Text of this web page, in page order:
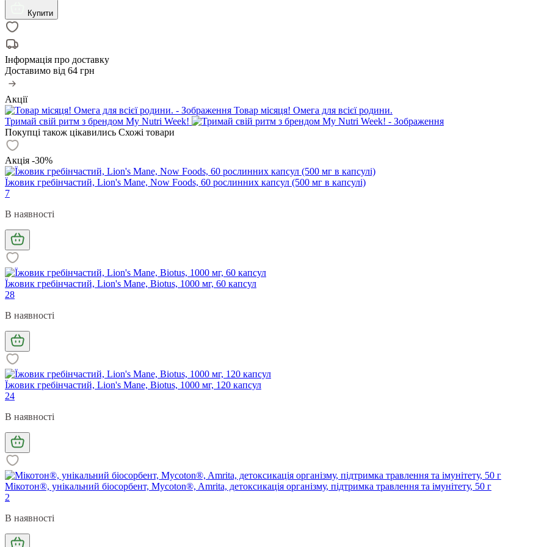
Купити
Інформація про доставку
Доставимо від 64 грн
Акції
Товар місяця! Омега для всієї родини.
Тримай свій ритм з брендом My Nutri Week!
Покупці також цікавились Схожі товари
Акція -30%
Їжовик гребінчастий, Lion's Mane, Now Foods, 60 рослинних капсул (500 мг в капсулі)
7
В наявності
Їжовик гребінчастий, Lion's Mane, Biotus, 1000 мг, 60 капсул
28
В наявності
Їжовик гребінчастий, Lion's Mane, Biotus, 1000 мг, 120 капсул
24
В наявності
Мікотон®, унікальний біосорбент, Mycoton®, Amrita, детоксикація організму, підтримка травлення та імунітету, 50 г
2
В наявності